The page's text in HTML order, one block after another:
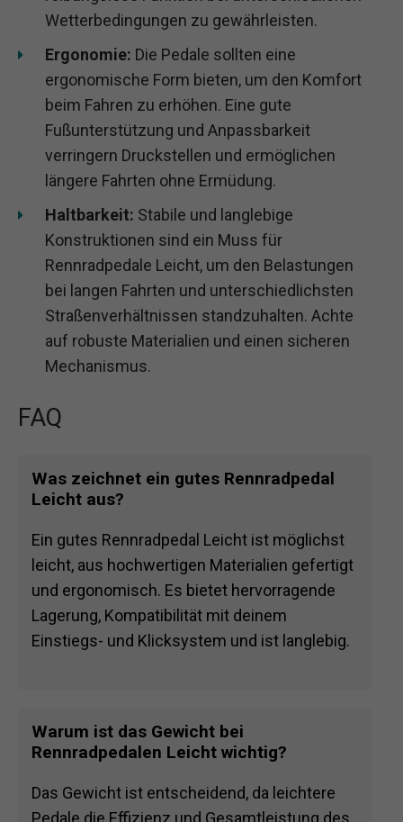
Wetterbedingungen zu gewährleisten.
Ergonomie: Die Pedale sollten eine
ergonomische Form bieten, um den Komfort
beim Fahren zu erhöhen. Eine gute
Fußunterstützung und Anpassbarkeit
verringern Druckstellen und ermöglichen
längere Fahrten ohne Ermüdung.
Haltbarkeit: Stabile und langlebige
Konstruktionen sind ein Muss für
Rennradpedale Leicht, um den Belastungen
bei langen Fahrten und unterschiedlichsten
Straßenverhältnissen standzuhalten. Achte
auf robuste Materialien und einen sicheren
Mechanismus.
FAQ
Was zeichnet ein gutes Rennradpedal
Leicht aus?
Ein gutes Rennradpedal Leicht ist möglichst
leicht, aus hochwertigen Materialien gefertigt
und ergonomisch. Es bietet hervorragende
Lagerung, Kompatibilität mit deinem
Einstiegs- und Klicksystem und ist langlebig.
Warum ist das Gewicht bei
Rennradpedalen Leicht wichtig?
Das Gewicht ist entscheidend, da leichtere
Pedale die Effizienz und Gesamtleistung des